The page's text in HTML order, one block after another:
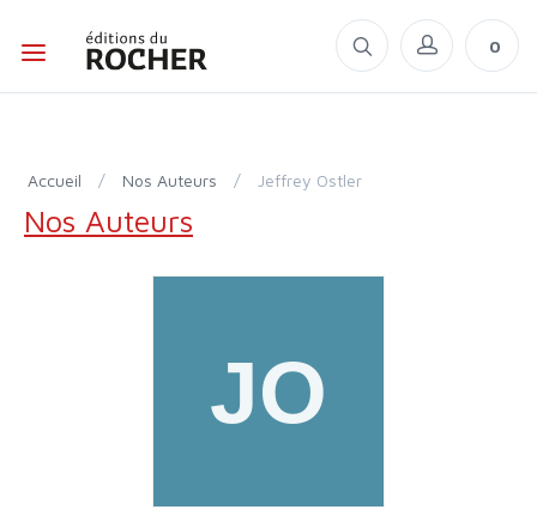
0
Accueil / Nos Auteurs / Jeffrey Ostler
Nos Auteurs